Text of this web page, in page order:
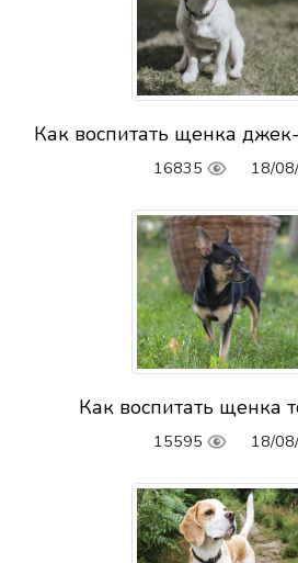
Как воспитать щенка
16835 18/
Как воспитать щенка
15595 18/